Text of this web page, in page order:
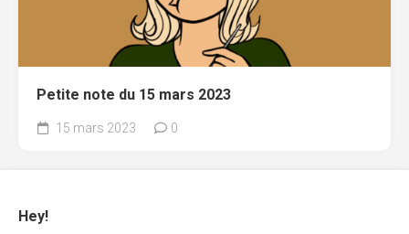
Petite note du 15 mars 2023
15 mars 2023 0
Hey!